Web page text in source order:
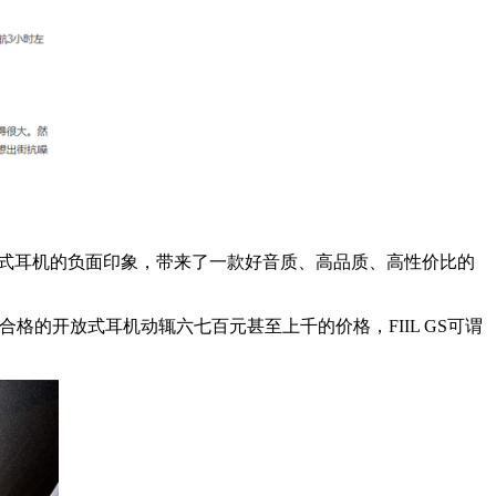
耳机的负面印象，带来了一款好音质、高品质、高性价比的
的开放式耳机动辄六七百元甚至上千的价格，FIIL GS可谓